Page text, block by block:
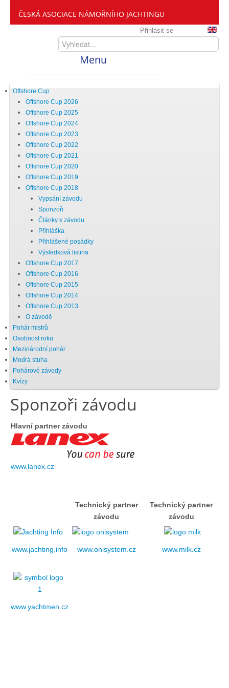
ČESKÁ ASOCIACE NÁMOŘNÍHO JACHTINGU
Přihlásit se
Menu
Home
ČANY
Kdo jsme
Zveme vás mezi nás
Setkání ČANY
Chci se stát členem
Oznámení
Členské příspěvky
Dokumenty ke stažení
Ochrana osobních údajů
Legislativa
Legislativní proces
Doklady osob
Lodě - registrace
Kapitánské zkoušky
Offshore Cup
Offshore Cup 2026
Offshore Cup 2025
Offshore Cup 2024
Offshore Cup 2023
Offshore Cup 2022
Offshore Cup 2021
Offshore Cup 2020
Offshore Cup 2019
Offshore Cup 2018
Vypsání závodu
Sponzoři
Články k závodu
Přihláška
Přihlášené posádky
Výsledková listina
Offshore Cup 2017
Offshore Cup 2016
Offshore Cup 2015
Offshore Cup 2014
Offshore Cup 2013
O závodě
Pohár mistrů
Osobnost roku
Mezinárodní pohár
Modrá stuha
Pohárové závody
Kvízy
Sponzoři závodu
Hlavní partner závodu
www.lanex.cz
Technický partner
závodu
Technický partner
závodu
www.jachting.info www.onisystem.cz www.milk.cz
www.yachtmen.cz